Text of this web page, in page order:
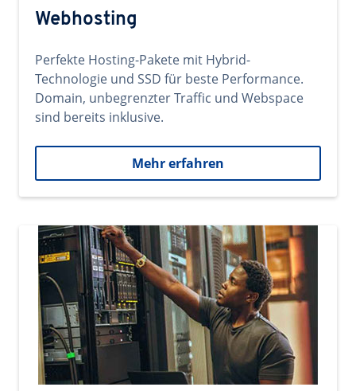
Webhosting
Perfekte Hosting-Pakete mit Hybrid-
Technologie und SSD für beste Performance.
Domain, unbegrenzter Traffic und Webspace
sind bereits inklusive.
Mehr erfahren